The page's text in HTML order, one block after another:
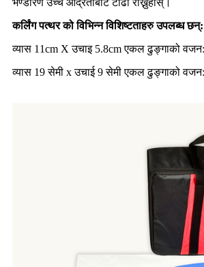
भण्डारण उच्च आर्द्रताबाट टाढा राख्नुहोस्।
कर्लिंग पत्थर को विभिन्न विशिष्टताहरु उपलब्ध छन्:
व्यास 11cm X उचाइ 5.8cm एकल ढुङ्गाको वजन:
व्यास 19 सेमी x उचाई 9 सेमी एकल ढुङ्गाको